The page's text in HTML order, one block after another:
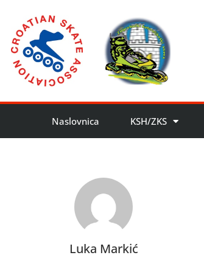
Naslovnica KSH/ZKS
Luka Markić